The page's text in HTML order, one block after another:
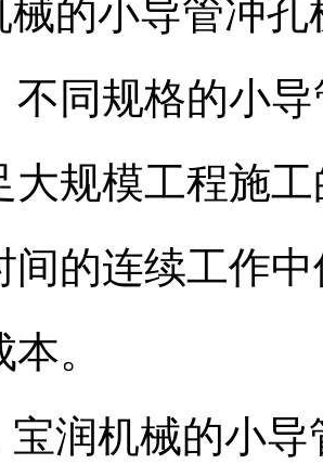
械的小导管冲
不同规格的小
大规模工程施
间的连续工作
。
宝润机械的小